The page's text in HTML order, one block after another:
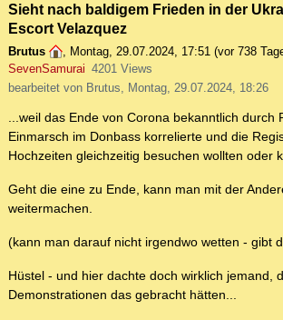
Sieht nach baldigem Frieden in der
Escort Velazquez
Brutus , Montag, 29.07.2024, 17:51 (vor 738
SevenSamurai 4201 Views
bearbeitet von Brutus, Montag, 29.07.2024, 18:26
...weil das Ende von Corona bekanntlich durch
Einmarsch im Donbass korrelierte und die
Hochzeiten gleichzeitig besuchen wollten oder
Geht die eine zu Ende, kann man mit der
weitermachen.
(kann man darauf nicht irgendwo wetten - gibt
Hüstel - und hier dachte doch wirklich jemand,
Demonstrationen das gebracht hätten...